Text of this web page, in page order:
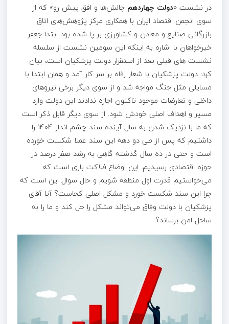
در نشست «دولت چهاردهم چالش‌ها و افق پیش رو» که از
سوی انجمن اقتصاد ایران با همکاری مرکز پژوهش‌های اتاق
بازرگانی صنایع و معادن و کشاورزی بر پا شده بود ابتدا جعفر
خیرخواهان با اشاره به اینکه این سومین نشست از سلسله
نشست های قبلی بعد از استقرار دولت پزشکیان است، بیان
کرد: دولت پزشکیان با شعار رفاه بر سر کار آمد و همان ابتدا با
مسایلی مثل جنگ مواجه شد و از سوی دیگر برخی نیروهای
داخلی و تعارضات موجود تاکنون اجازه ندادند این دولت وارد
مسیر و اهداف اصلی خودش شود. از سوی دیگر قابل ذکر است
که ما با نزدیک شدن به سال آینده سند چشم انداز ۱۴۰۴ را
داشتیم که پس از طی دو دهه این سند عملا شکست خورده
است و حتی در ده سال گذشته گاهی به رشد صفر درصد در
حوزه اقتصادی رسیدیم. این اوضاع فلاکت باری است که
می‌خواستیم قدرت اول منطقه شویم و حال سوال این است که
چرا این سند شکست خورد و مشکل اصلی کجاست؟ آیا آقای
پزشکیان با دولت وفاق می‌تواند مشکل را حل کند و ما را به
ساحل امن برساند؟